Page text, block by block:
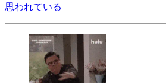
思われている